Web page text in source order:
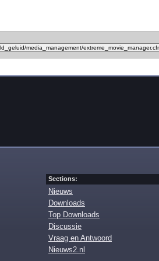
Sections:
Nieuws
Downloads
Top Downloads
Discussie
Vraag en Antwoord
Nieuws2.nl